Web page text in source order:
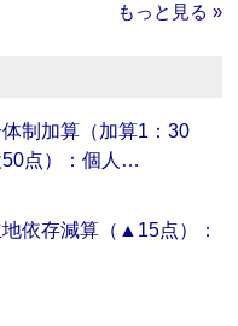
もっと見る »
制加算（加算1：30
50点）：個人…
依存減算（▲15点）：